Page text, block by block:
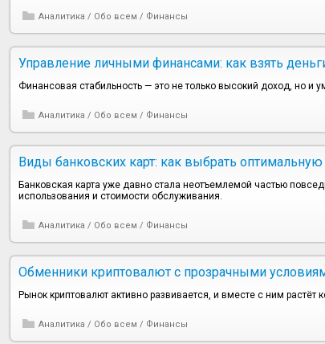
Аналитика / Обо всем / Финансы
Управление личными финансами: как взять
Финансовая стабильность — это не только высокий доход, но и
Аналитика / Обо всем / Финансы
Виды банковских карт: как выбрать
Банковская карта уже давно стала неотъемлемой частью
использования и стоимости обслуживания.
Аналитика / Обо всем / Финансы
Обменники криптовалют с прозрачными
Рынок криптовалют активно развивается, и вместе с ним
Аналитика / Обо всем / Финансы